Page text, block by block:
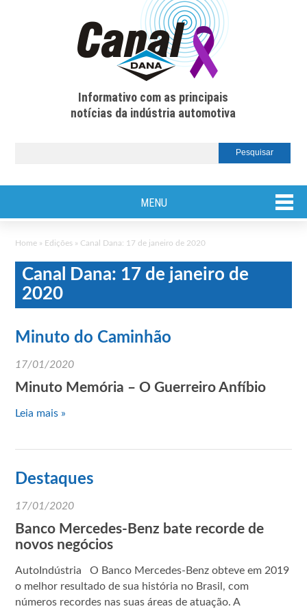
Informativo com as principais
notícias da indústria automotiva
MENU
Home » Edições » Canal Dana: 17 de janeiro de 2020
Canal Dana: 17 de janeiro de
2020
Minuto do Caminhão
17/01/2020
Minuto Memória – O Guerreiro Anfíbio
Leia mais »
Destaques
17/01/2020
Banco Mercedes-Benz bate recorde de
novos negócios
AutoIndústria O Banco Mercedes-Benz obteve em 2019
o melhor resultado de sua história no Brasil, com
números recordes nas suas áreas de atuação. A